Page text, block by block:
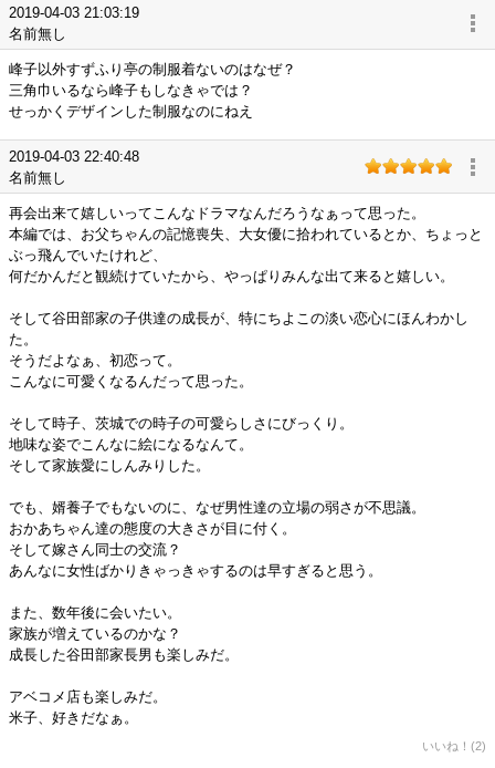
2019-04-03 21:03:19
名前無し
峰子以外すずふり亭の制服着ないのはなぜ？
三角巾いるなら峰子もしなきゃでは？
せっかくデザインした制服なのにねえ
2019-04-03 22:40:48
名前無し
再会出来て嬉しいってこんなドラマなんだろうなぁって思った。
本編では、お父ちゃんの記憶喪失、大女優に拾われているとか、ちょっと
ぶっ飛んでいたけれど、
何だかんだと観続けていたから、やっぱりみんな出て来ると嬉しい。
そして谷田部家の子供達の成長が、特にちよこの淡い恋心にほんわかし
た。
そうだよなぁ、初恋って。
こんなに可愛くなるんだって思った。
そして時子、茨城での時子の可愛らしさにびっくり。
地味な姿でこんなに絵になるなんて。
そして家族愛にしんみりした。
でも、婿養子でもないのに、なぜ男性達の立場の弱さが不思議。
おかあちゃん達の態度の大きさが目に付く。
そして嫁さん同士の交流？
あんなに女性ばかりきゃっきゃするのは早すぎると思う。
また、数年後に会いたい。
家族が増えているのかな？
成長した谷田部家長男も楽しみだ。
アベコメ店も楽しみだ。
米子、好きだなぁ。
いいね！(2)